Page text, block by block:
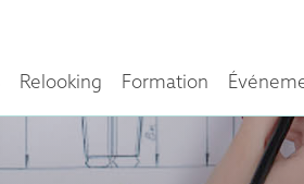
Relooking Formation